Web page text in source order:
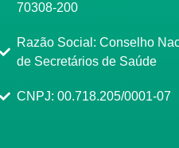
70308-200
Razão Social: Conselho
de Secretários de Saúde
CNPJ: 00.718.205/0001-07